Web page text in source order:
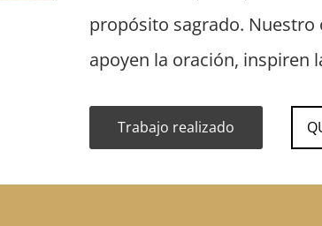
propósito sagrado. Nuestro
apoyen la oración, inspiren
Trabajo realizado